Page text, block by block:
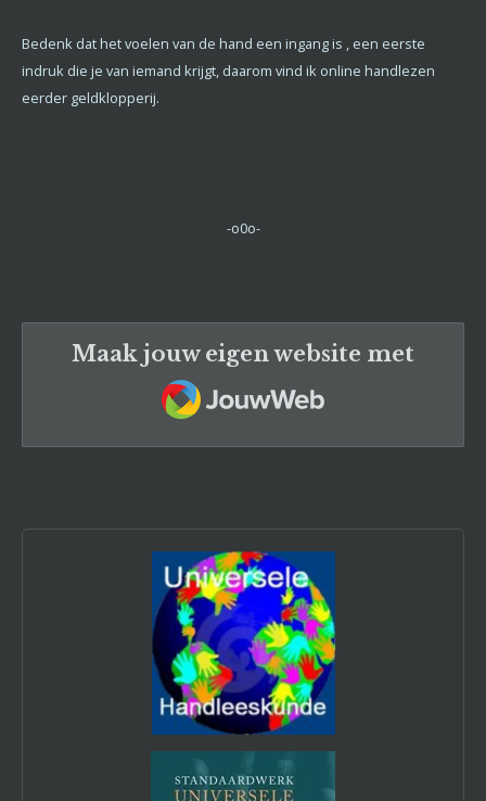
Bedenk dat het voelen van de hand een ingang is , een eerste
indruk die je van iemand krijgt, daarom vind ik online handlezen
eerder geldklopperij.
-o0o-
Maak jouw eigen website met
JouwWeb